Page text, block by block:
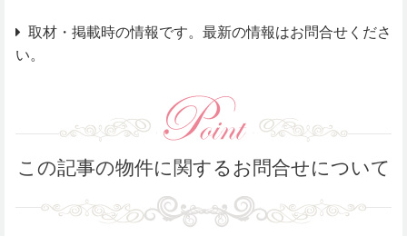
取材・掲載時の情報です。最新の情報はお問合せくださ
い。
この記事の物件に関するお問合せについて